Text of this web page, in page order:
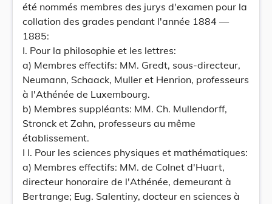
été nommés membres des jurys d'examen pour la
collation des grades pendant l'année 1884 —
1885:
I. Pour la philosophie et les lettres:
a) Membres effectifs: MM. Gredt, sous-directeur,
Neumann, Schaack, Muller et Henrion, professeurs
à l'Athénée de Luxembourg.
b) Membres suppléants: MM. Ch. Mullendorff,
Stronck et Zahn, professeurs au même
établissement.
I I. Pour les sciences physiques et mathématiques:
a) Membres effectifs: MM. de Colnet d'Huart,
directeur honoraire de l'Athénée, demeurant à
Bertrange; Eug. Salentiny, docteur en sciences à